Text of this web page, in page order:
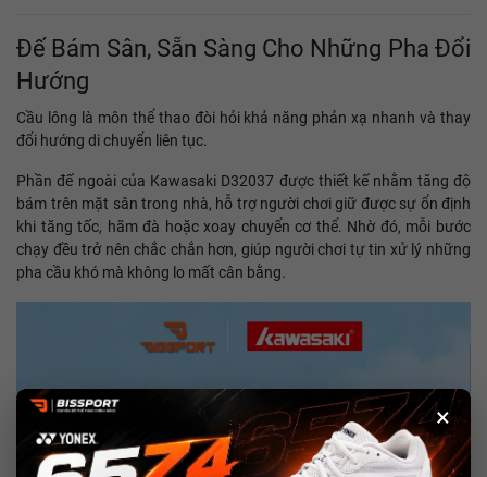
×
Đế Bám Sân, Sẵn Sàng Cho Những Pha Đổi
Hướng
Cầu lông là môn thể thao đòi hỏi khả năng phản xạ nhanh và thay
đổi hướng di chuyển liên tục.
Phần đế ngoài của Kawasaki D32037 được thiết kế nhằm tăng độ
bám trên mặt sân trong nhà, hỗ trợ người chơi giữ được sự ổn định
khi tăng tốc, hãm đà hoặc xoay chuyển cơ thể. Nhờ đó, mỗi bước
chạy đều trở nên chắc chắn hơn, giúp người chơi tự tin xử lý những
pha cầu khó mà không lo mất cân bằng.